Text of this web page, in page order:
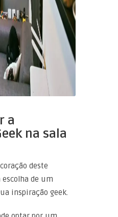
a
na sala
deste
escolha de um
inspiração geek.